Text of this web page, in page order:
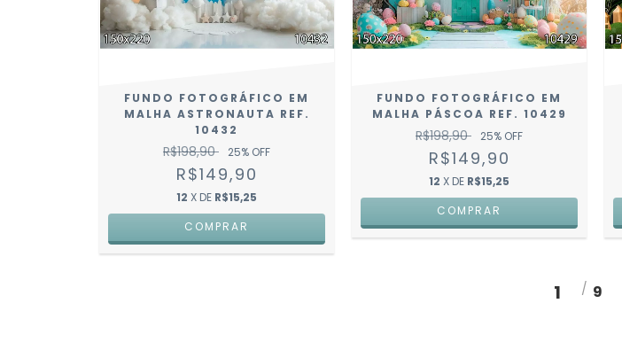
FUNDO FOTOGRÁFICO EM
MALHA ASTRONAUTA REF.
10432
R$198,90 25% OFF
R$149,90
12 X DE R$15,25
COMPRAR
FUNDO FOTOGRÁFICO EM
MALHA PÁSCOA REF. 10429
R$198,90 25% OFF
R$149,90
12 X DE R$15,25
COMPRAR
1 9